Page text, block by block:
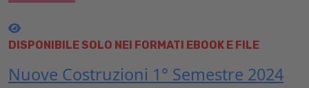
DISPONIBILE SOLO NEI FORMATI EBOOK E FILE
Nuove Costruzioni 1° Semestre 2024